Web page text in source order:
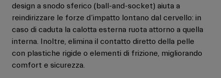
design a snodo sferico (ball-and-socket) aiuta a
reindirizzare le forze d’impatto lontano dal cervello: in
caso di caduta la calotta esterna ruota attorno a quella
interna. Inoltre, elimina il contatto diretto della pelle
con plastiche rigide o elementi di frizione, migliorando
comfort e sicurezza.